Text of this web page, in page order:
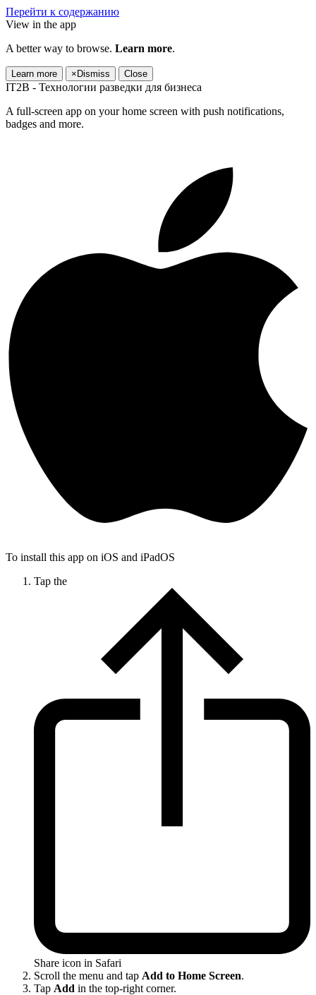
Перейти к содержанию
View in the app
A better way to browse. Learn more.
Learn more × Dismiss Close
IT2B - Технологии разведки для бизнеса
A full-screen app on your home screen with push notifications,
badges and more.
To install this app on iOS and iPadOS
Tap the
Share icon in Safari
Scroll the menu and tap Add to Home Screen.
Tap Add in the top-right corner.